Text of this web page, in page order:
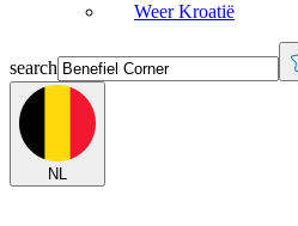
Weer Kroatië
search
NL